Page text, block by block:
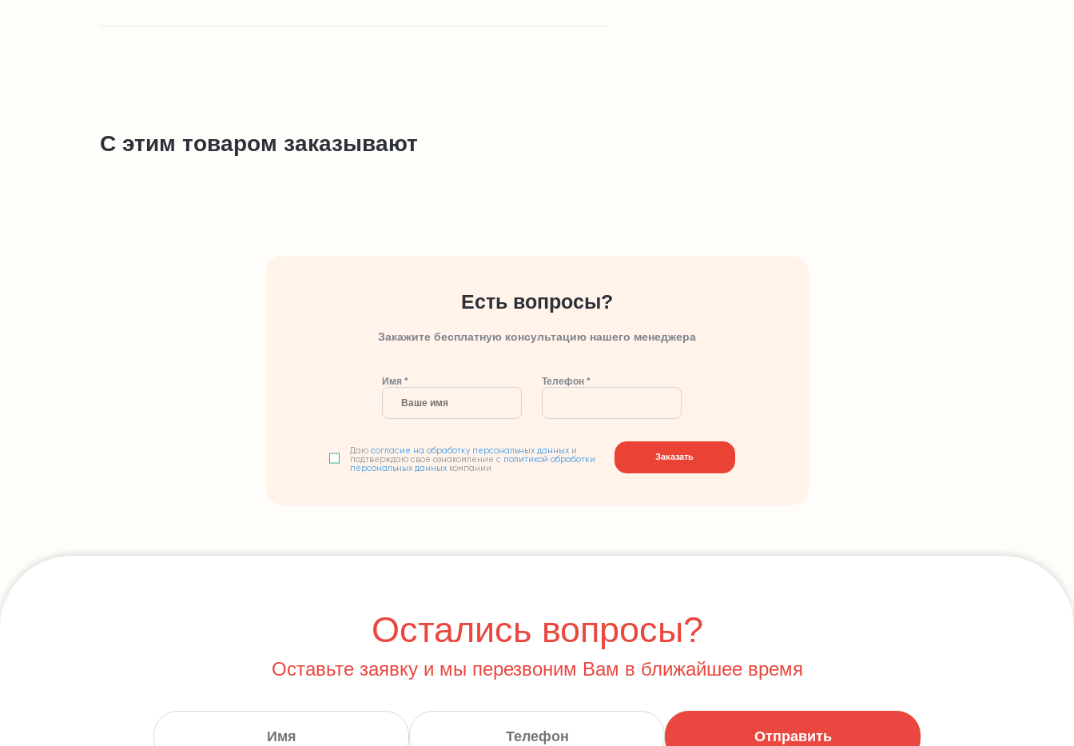
С этим товаром заказывают
Есть вопросы?
Закажите бесплатную консультацию нашего менеджера
Имя * Телефон *
Даю согласие на обработку персональных данных и
подтверждаю свое ознакомление с политикой обработки
персональных данных компании
Заказать
Остались вопросы?
Оставьте заявку и мы перезвоним Вам в ближайшее время
Отправить